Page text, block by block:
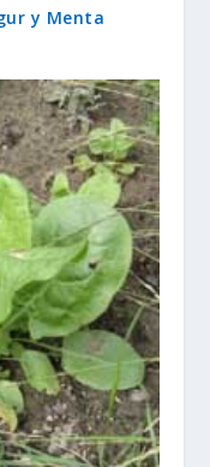
y Menta